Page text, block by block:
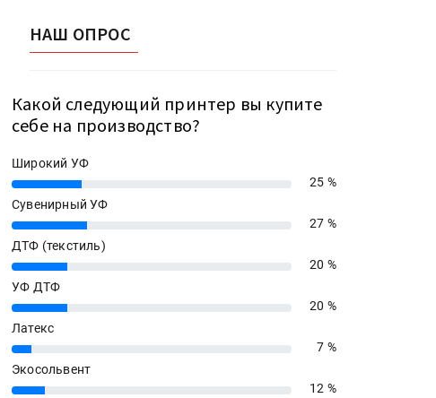
НАШ ОПРОС
Какой следующий принтер вы купите
себе на производство?
Широкий УФ
25%
25 %
Сувенирный УФ
27%
27 %
ДТФ (текстиль)
20%
20 %
УФ ДТФ
20%
20 %
Латекс
7%
7 %
Экосольвент
12%
12 %